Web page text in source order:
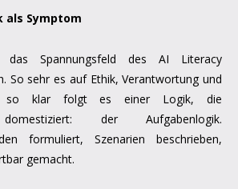
als Symptom
Spannungsfeld des AI Literacy
So sehr es auf Ethik, Verantwortung und
so klar folgt es einer Logik, die
der Aufgabenlogik.
formuliert, Szenarien beschrieben,
gemacht.